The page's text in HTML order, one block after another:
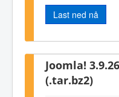
Last ned nå
Joomla!
(.tar.bz2)